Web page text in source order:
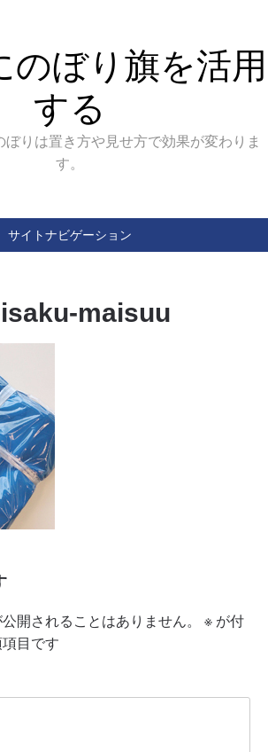
のぼり旗を活用
する
ぼりは置き方や見せ方で効果が変わりま
す。
サイトナビゲーション
maisuu
開されることはありません。 ※ が付
目です